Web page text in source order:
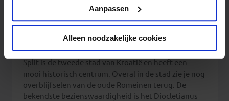
Aanpassen
Alleen noodzakelijke cookies
Split
Split is de tweede stad van Kroatië en heeft een
mooi historisch centrum. Overal in de stad zie je nog
overblijfselen van de oude Romeinen terug. De
bekendste bezienswaardigheid is het Diocletianus